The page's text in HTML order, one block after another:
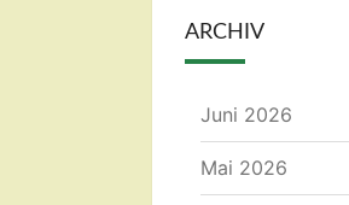
ARCHIV
Juni 2026
Mai 2026